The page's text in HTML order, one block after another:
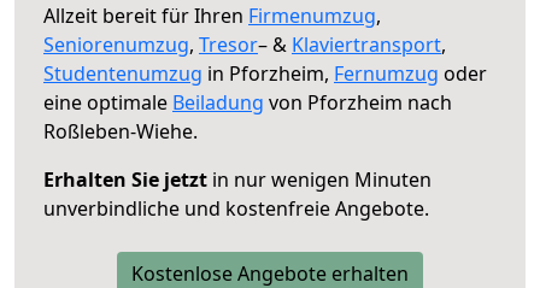
Allzeit bereit für Ihren Firmenumzug,
Seniorenumzug, Tresor– & Klaviertransport,
Studentenumzug in Pforzheim, Fernumzug oder
eine optimale Beiladung von Pforzheim nach
Roßleben-Wiehe.
Erhalten Sie jetzt in nur wenigen Minuten
unverbindliche und kostenfreie Angebote.
Kostenlose Angebote erhalten